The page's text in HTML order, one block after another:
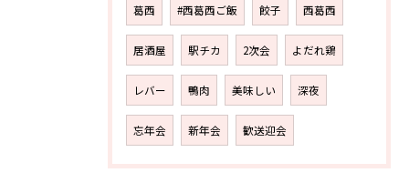
葛西 #西葛西ご飯 餃子 西葛西
居酒屋 駅チカ 2次会 よだれ鶏
レバー 鴨肉 美味しい 深夜
忘年会 新年会 歓送迎会